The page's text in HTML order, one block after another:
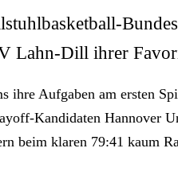
Lahn-Dill ihrer
ihre Aufgaben am ersten
Kandidaten Hannover
beim klaren 79:41 kaum